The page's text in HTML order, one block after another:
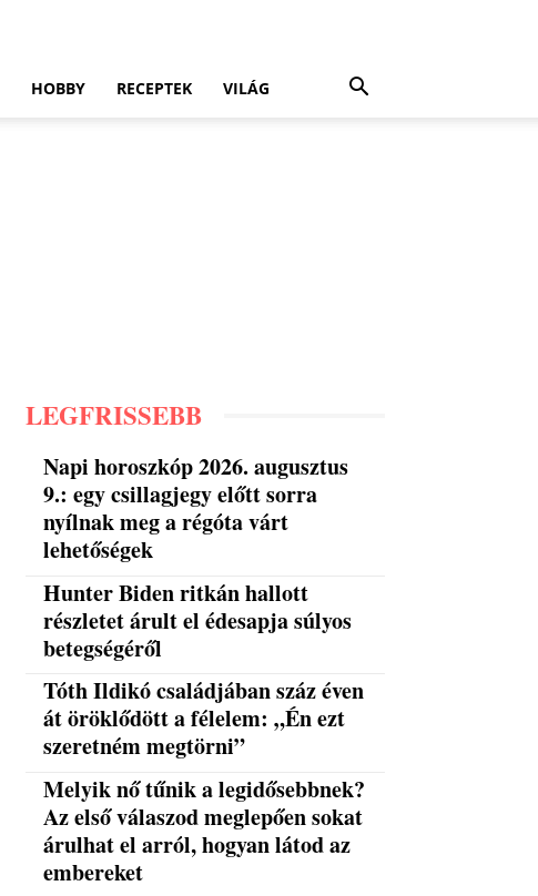
HOBBY RECEPTEK VILÁG
LEGFRISSEBB
Napi horoszkóp 2026. augusztus
9.: egy csillagjegy előtt sorra
nyílnak meg a régóta várt
lehetőségek
Hunter Biden ritkán hallott
részletet árult el édesapja súlyos
betegségéről
Tóth Ildikó családjában száz éven
át öröklődött a félelem: „Én ezt
szeretném megtörni”
Melyik nő tűnik a legidősebbnek?
Az első válaszod meglepően sokat
árulhat el arról, hogyan látod az
embereket